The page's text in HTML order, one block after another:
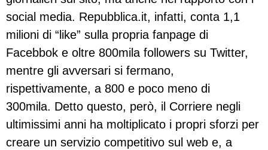
social media. Repubblica.it, infatti, conta 1,1
milioni di “like” sulla propria fanpage di
Facebbok e oltre 800mila followers su Twitter,
mentre gli avversari si fermano,
rispettivamente, a 800 e poco meno di
300mila. Detto questo, però, il Corriere negli
ultimissimi anni ha moltiplicato i propri sforzi per
creare un servizio competitivo sul web e, a